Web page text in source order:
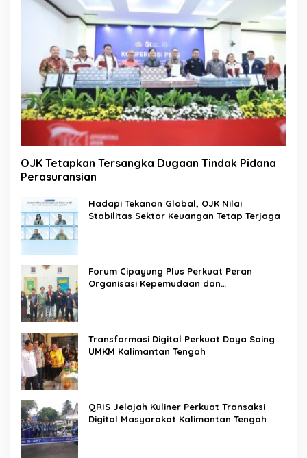
OJK Tetapkan Tersangka Dugaan Tindak Pidana
Perasuransian
Hadapi Tekanan Global, OJK Nilai
Stabilitas Sektor Keuangan Tetap Terjaga
Forum Cipayung Plus Perkuat Peran
Organisasi Kepemudaan dan
Transformasi Digital Perkuat Daya Saing
UMKM Kalimantan Tengah
QRIS Jelajah Kuliner Perkuat Transaksi
Digital Masyarakat Kalimantan Tengah